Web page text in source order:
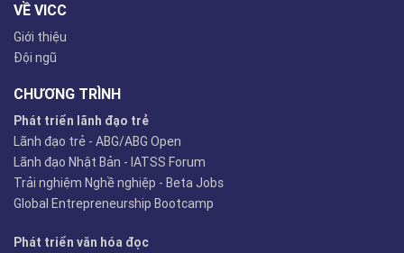
VỀ VICC
Giới thiệu
Đội ngũ
CHƯƠNG TRÌNH
Phát triển lãnh đạo trẻ
Lãnh đạo trẻ - ABG/ABG Open
Lãnh đạo Nhật Bản - IATSS Forum
Trải nghiệm Nghề nghiệp - Beta Jobs
Global Entrepreneurship Bootcamp
Phát triển văn hóa đọc